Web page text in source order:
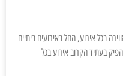
בכל אירוע, החל באירועים ביתיים
בעתיד הקרוב אירוע בכל